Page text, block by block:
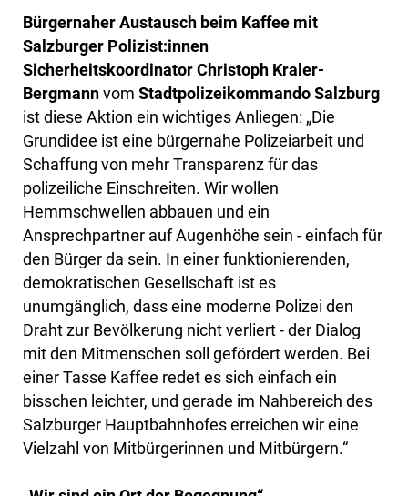
Bürgernaher Austausch beim Kaffee mit
Salzburger Polizist:innen
Sicherheitskoordinator Christoph Kraler-
Bergmannvom Stadtpolizeikommando Salzburg
ist diese Aktion ein wichtiges Anliegen: „Die
Grundidee ist eine bürgernahe Polizeiarbeit und
Schaffung von mehr Transparenz für das
polizeiliche Einschreiten. Wir wollen
Hemmschwellen abbauen und ein
Ansprechpartner auf Augenhöhe sein - einfach für
den Bürger da sein. In einer funktionierenden,
demokratischen Gesellschaft ist es
unumgänglich, dass eine moderne Polizei den
Draht zur Bevölkerung nicht verliert - der Dialog
mit den Mitmenschen soll gefördert werden. Bei
einer Tasse Kaffee redet es sich einfach ein
bisschen leichter, und gerade im Nahbereich des
Salzburger Hauptbahnhofes erreichen wir eine
Vielzahl von Mitbürgerinnen und Mitbürgern.“